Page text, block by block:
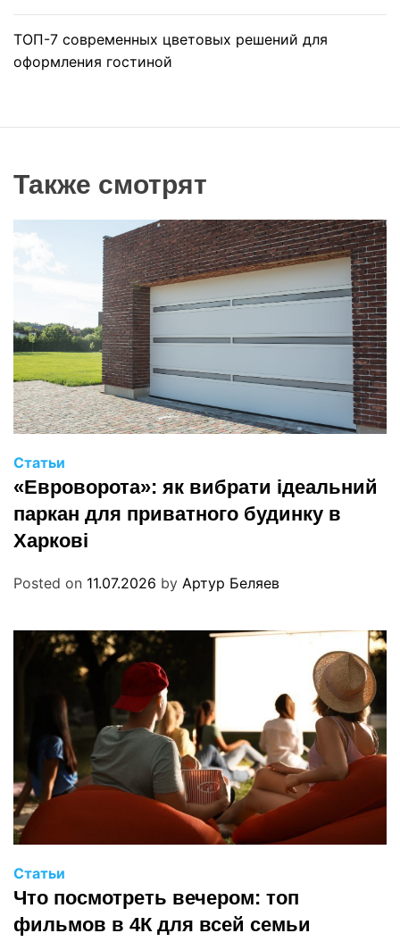
ТОП-7 современных цветовых решений для
оформления гостиной
Также смотрят
Статьи
«Евроворота»: як вибрати ідеальний
паркан для приватного будинку в
Харкові
Posted on 11.07.2026 by Артур Беляев
Статьи
Что посмотреть вечером: топ
фильмов в 4К для всей семьи